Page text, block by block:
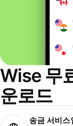
Wise 무
운로드
송금 서비스